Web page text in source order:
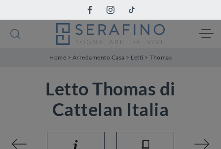
Home > Arredamento Casa > Letti > Thomas
Letto Thomas di
Cattelan Italia